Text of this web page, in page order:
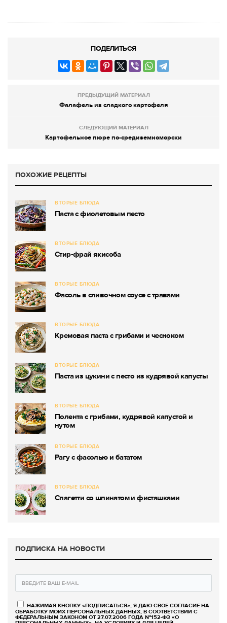
ПОДЕЛИТЬСЯ
ПРЕДЫДУЩИЙ МАТЕРИАЛ
Фалафель из сладкого картофеля
СЛЕДУЮЩИЙ МАТЕРИАЛ
Картофельное пюре по-средиземноморски
ПОХОЖИЕ РЕЦЕПТЫ
ВТОРЫЕ БЛЮДА
Паста с фиолетовым песто
ВТОРЫЕ БЛЮДА
Стир-фрай якисоба
ВТОРЫЕ БЛЮДА
Фасоль в сливочном соусе с травами
ВТОРЫЕ БЛЮДА
Кремовая паста с грибами и чесноком
ВТОРЫЕ БЛЮДА
Паста из цукини с песто из кудрявой капусты
ВТОРЫЕ БЛЮДА
Полента с грибами, кудрявой капустой и
нутом
ВТОРЫЕ БЛЮДА
Рагу с фасолью и бататом
ВТОРЫЕ БЛЮДА
Спагетти со шпинатом и фисташками
ПОДПИСКА НА НОВОСТИ
НАЖИМАЯ КНОПКУ «ПОДПИСАТЬСЯ», Я ДАЮ СВОЕ СОГЛАСИЕ НА
ОБРАБОТКУ МОИХ ПЕРСОНАЛЬНЫХ ДАННЫХ, В СООТВЕТСТВИИ С
ФЕДЕРАЛЬНЫМ ЗАКОНОМ ОТ 27.07.2006 ГОДА №152-ФЗ «О